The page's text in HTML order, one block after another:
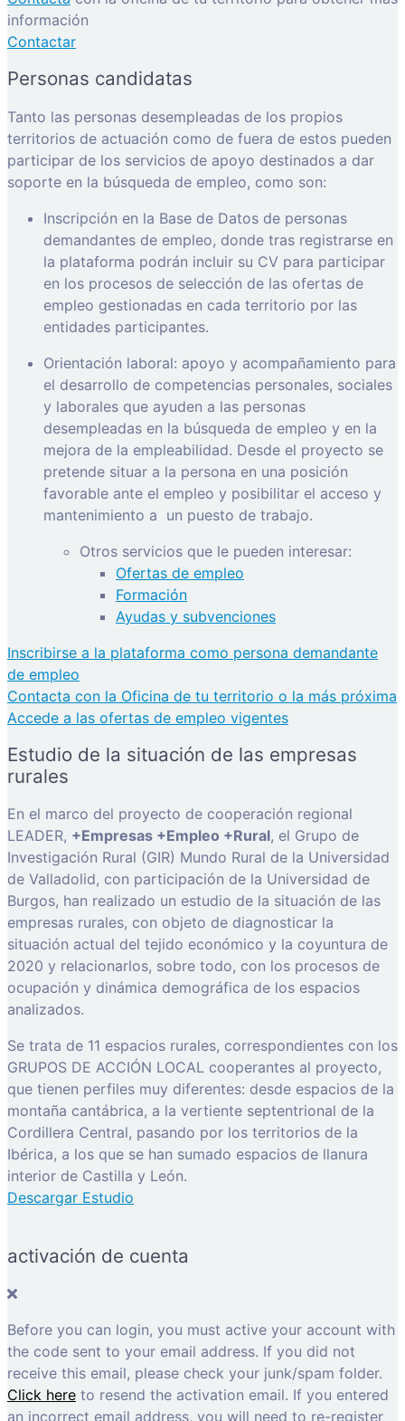
información
Contactar
Personas candidatas
Tanto las personas desempleadas de los propios
territorios de actuación como de fuera de estos pueden
participar de los servicios de apoyo destinados a dar
soporte en la búsqueda de empleo, como son:
Inscripción en la Base de Datos de personas
demandantes de empleo, donde tras registrarse en
la plataforma podrán incluir su CV para participar
en los procesos de selección de las ofertas de
empleo gestionadas en cada territorio por las
entidades participantes.
Orientación laboral: apoyo y acompañamiento para
el desarrollo de competencias personales, sociales
y laborales que ayuden a las personas
desempleadas en la búsqueda de empleo y en la
mejora de la empleabilidad. Desde el proyecto se
pretende situar a la persona en una posición
favorable ante el empleo y posibilitar el acceso y
mantenimiento a un puesto de trabajo.
Otros servicios que le pueden interesar:
Ofertas de empleo
Formación
Ayudas y subvenciones
Inscribirse a la plataforma como persona demandante
de empleo
Contacta con la Oficina de tu territorio o la más próxima
Accede a las ofertas de empleo vigentes
Estudio de la situación de las empresas
rurales
En el marco del proyecto de cooperación regional
LEADER, +Empresas +Empleo +Rural, el Grupo de
Investigación Rural (GIR) Mundo Rural de la Universidad
de Valladolid, con participación de la Universidad de
Burgos, han realizado un estudio de la situación de las
empresas rurales, con objeto de diagnosticar la
situación actual del tejido económico y la coyuntura de
2020 y relacionarlos, sobre todo, con los procesos de
ocupación y dinámica demográfica de los espacios
analizados.
Se trata de 11 espacios rurales, correspondientes con los
GRUPOS DE ACCIÓN LOCAL cooperantes al proyecto,
que tienen perfiles muy diferentes: desde espacios de la
montaña cantábrica, a la vertiente septentrional de la
Cordillera Central, pasando por los territorios de la
Ibérica, a los que se han sumado espacios de llanura
interior de Castilla y León.
Descargar Estudio
activación de cuenta
Before you can login, you must active your account with
the code sent to your email address. If you did not
receive this email, please check your junk/spam folder.
Click here to resend the activation email. If you entered
an incorrect email address, you will need to re-register